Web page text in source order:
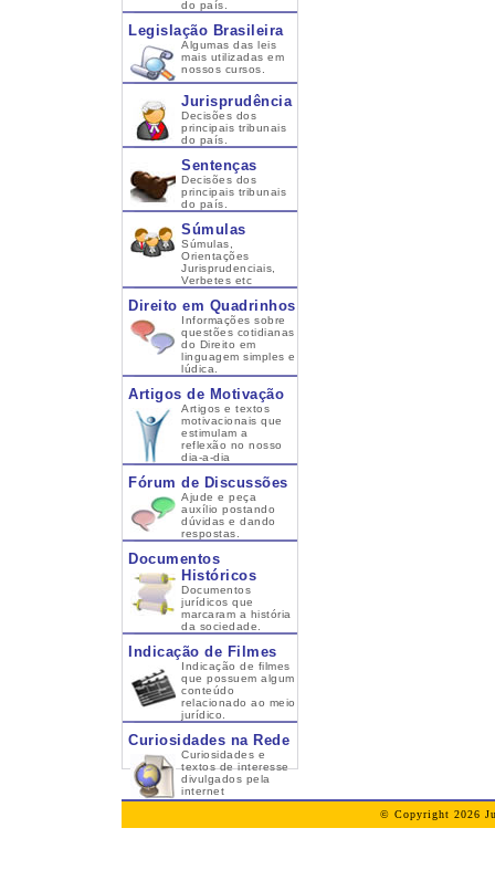
do país.
Legislação Brasileira
Algumas das leis
mais utilizadas em
nossos cursos.
Jurisprudência
Decisões dos
principais tribunais
do país.
Sentenças
Decisões dos
principais tribunais
do país.
Súmulas
Súmulas,
Orientações
Jurisprudenciais,
Verbetes etc
Direito em Quadrinhos
Informações sobre
questões cotidianas
do Direito em
linguagem simples e
lúdica.
Artigos de Motivação
Artigos e textos
motivacionais que
estimulam a
reflexão no nosso
dia-a-dia
Fórum de Discussões
Ajude e peça
auxílio postando
dúvidas e dando
respostas.
Documentos
Históricos
Documentos
jurídicos que
marcaram a história
da sociedade.
Indicação de Filmes
Indicação de filmes
que possuem algum
conteúdo
relacionado ao meio
jurídico.
Curiosidades na Rede
Curiosidades e
textos de interesse
divulgados pela
internet
© Copyright 2026